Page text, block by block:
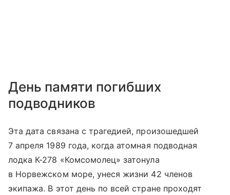
День памяти погибших
подводников
Эта дата связана с трагедией, произошедшей
7 апреля 1989 года, когда атомная подводная
лодка К-278 «Комсомолец» затонула
в Норвежском море, унеся жизни 42 членов
экипажа. В этот день по всей стране проходят